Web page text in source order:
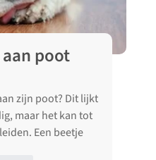
poot
zijn poot? Dit lijkt
maar het kan tot
Een beetje